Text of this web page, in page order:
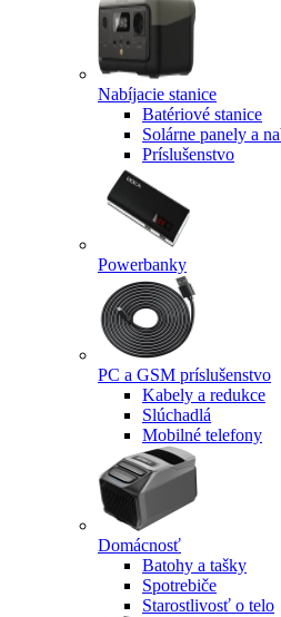
Nabíjacie stanice
Batériové stanice
Solárne panely a
Príslušenstvo
Powerbanky
PC a GSM príslušenstvo
Kabely a redukce
Slúchadlá
Mobilné telefony
Domácnosť
Batohy a tašky
Spotrebiče
Starostlivosť o telo